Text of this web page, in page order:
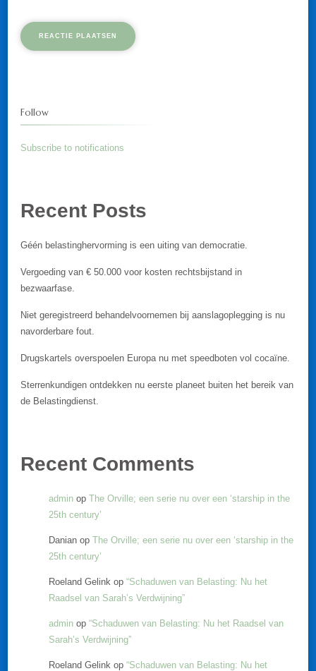
Follow
Subscribe to notifications
Recent Posts
Géén belastinghervorming is een uiting van democratie.
Vergoeding van € 50.000 voor kosten rechtsbijstand in
bezwaarfase.
Niet geregistreerd behandelvoornemen bij aanslagoplegging is nu
navorderbare fout.
Drugskartels overspoelen Europa nu met speedboten vol cocaïne.
Sterrenkundigen ontdekken nu eerste planeet buiten het bereik van
de Belastingdienst.
Recent Comments
admin op The Orville; een serie nu over een ‘starship in the
25th century’
Danian op The Orville; een serie nu over een ‘starship in the
25th century’
Roeland Gelink op “Schaduwen van Belasting: Nu het
Raadsel van Sarah’s Verdwijning”
admin op “Schaduwen van Belasting: Nu het Raadsel van
Sarah’s Verdwijning”
Roeland Gelink op “Schaduwen van Belasting: Nu het